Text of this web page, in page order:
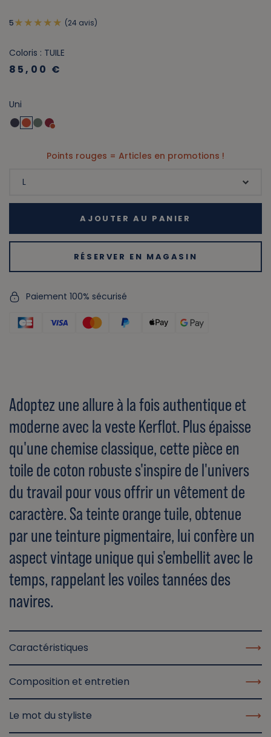
5 (24 avis)
Coloris : TUILE
85,00 €
Uni
Points rouges = Articles en promotions !
AJOUTER AU PANIER
RÉSERVER EN MAGASIN
Paiement 100% sécurisé
Adoptez une allure à la fois authentique et
moderne avec la veste Kerflot. Plus épaisse
qu'une chemise classique, cette pièce en
toile de coton robuste s'inspire de l'univers
du travail pour vous offrir un vêtement de
caractère. Sa teinte orange tuile, obtenue
par une teinture pigmentaire, lui confère un
aspect vintage unique qui s'embellit avec le
temps, rappelant les voiles tannées des
navires.
Caractéristiques
Composition et entretien
Le mot du styliste